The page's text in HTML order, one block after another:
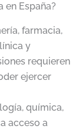
en España?
farmacia,
y
requieren
ejercer
química,
acceso a